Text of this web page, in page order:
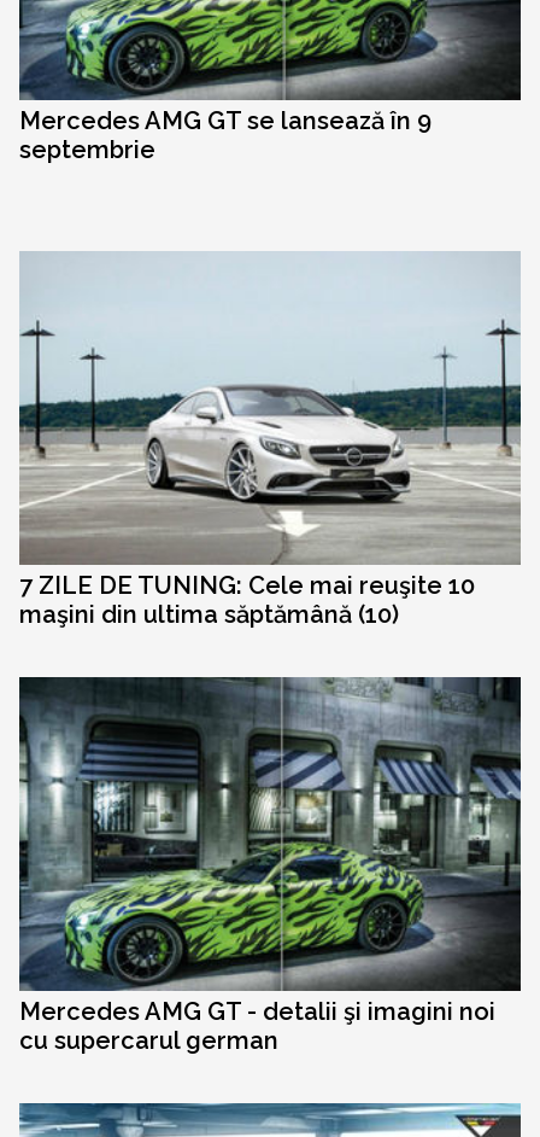
Mercedes AMG GT se lansează în 9
septembrie
7 ZILE DE TUNING: Cele mai reuşite 10
maşini din ultima săptămână (10)
Mercedes AMG GT - detalii şi imagini noi
cu supercarul german